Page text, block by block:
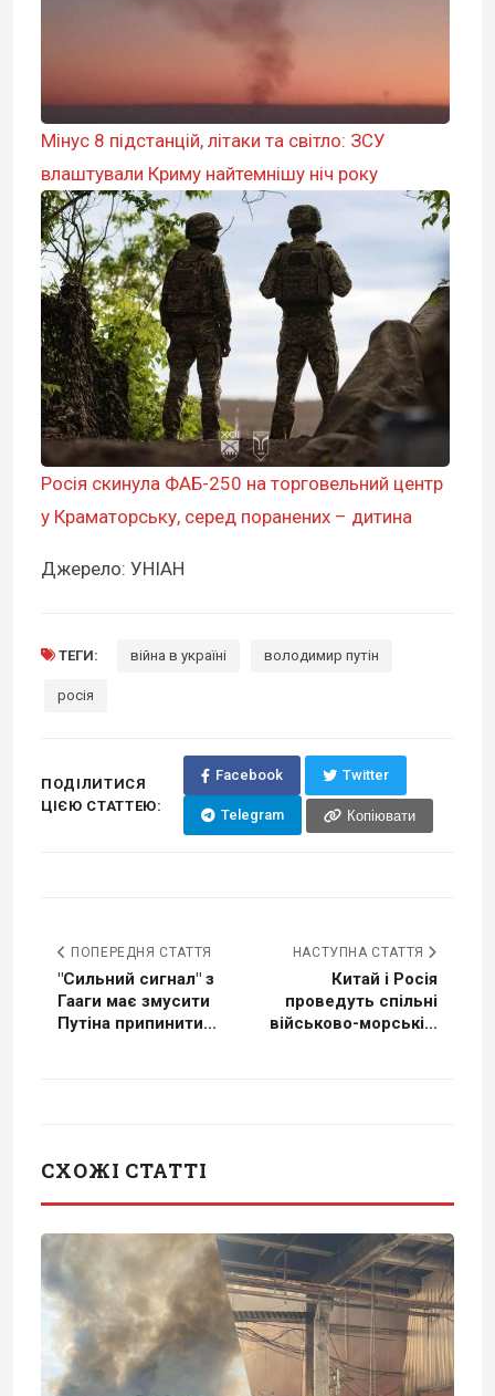
Мінус 8 підстанцій, літаки та світло: ЗСУ
влаштували Криму найтемнішу ніч року
Росія скинула ФАБ-250 на торговельний центр
у Краматорську, серед поранених – дитина
Джерело: УНІАН
ТЕГИ: війна в україні володимир путін
росія
ПОДІЛИТИСЯ
ЦІЄЮ СТАТТЕЮ:
Facebook Twitter
Telegram Копіювати
ПОПЕРЕДНЯ СТАТТЯ
"Сильний сигнал" з
Гааги має змусити
Путіна припинити...
НАСТУПНА СТАТТЯ
Китай і Росія
проведуть спільні
військово-морські...
СХОЖІ СТАТТІ